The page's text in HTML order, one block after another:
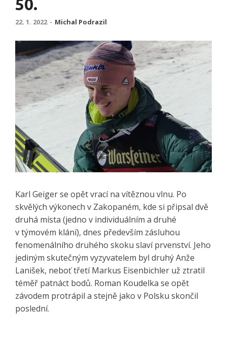
50.
22. 1. 2022 - Michal Podrazil
Karl Geiger se opět vrací na vítěznou vlnu. Po
skvělých výkonech v Zakopaném, kde si připsal dvě
druhá místa (jedno v individuálním a druhé
v týmovém klání), dnes především zásluhou
fenomenálního druhého skoku slaví prvenství. Jeho
jediným skutečným vyzyvatelem byl druhý Anže
Lanišek, neboť třetí Markus Eisenbichler už ztratil
téměř patnáct bodů. Roman Koudelka se opět
závodem protrápil a stejně jako v Polsku skončil
poslední.